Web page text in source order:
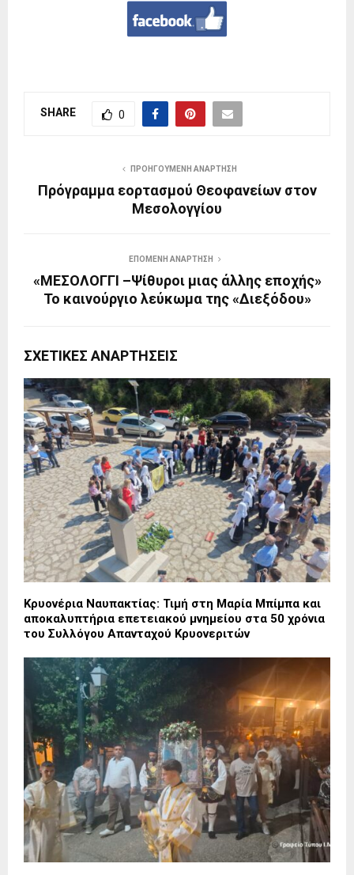
SHARE 0
ΠΡΟΗΓΟΎΜΕΝΗ ΑΝΆΡΤΗΣΗ
Πρόγραμμα εορτασμού Θεοφανείων στον
Μεσολογγίου
ΕΠΌΜΕΝΗ ΑΝΆΡΤΗΣΗ
«ΜΕΣΟΛΟΓΓΙ –Ψίθυροι μιας άλλης εποχής»
Το καινούργιο λεύκωμα της «Διεξόδου»
ΣΧΕΤΙΚΈΣ ΑΝΑΡΤΉΣΕΙΣ
Κρυονέρια Ναυπακτίας: Τιμή στη Μαρία Μπίμπα και
αποκαλυπτήρια επετειακού μνημείου στα 50 χρόνια
του Συλλόγου Απανταχού Κρυονεριτών